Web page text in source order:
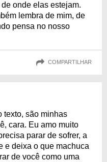
onde elas estejam.
lembra de mim, de
pensa no nosso
COMPARTILHAR
texto, são minhas
cara. Eu amo muito
parar de sofrer, a
e deixa o que machuca
de você como uma